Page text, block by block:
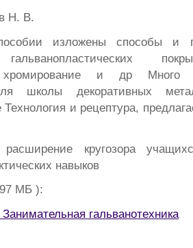
Н. В.
изложены способы и
хромирование и др Много
школы декоративных
и рецептура,
кругозора
навыков
МБ ):
гальванотехника